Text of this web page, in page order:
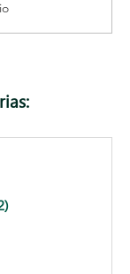
entre
contratar